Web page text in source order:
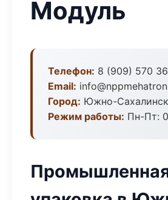
Модуль
Телефон: 8 (909) 570
Email:
Город: Южно-Сахалинск
Режим работы: Пн-Пт: